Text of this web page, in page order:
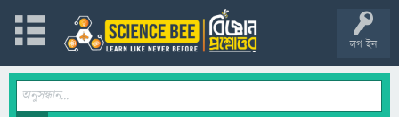
লগ ইন